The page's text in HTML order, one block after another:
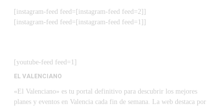
[instagram-feed feed=[instagram-feed feed=2]]
[instagram-feed feed=[instagram-feed feed=1]]
[youtube-feed feed=1]
EL VALENCIANO
«El Valenciano» es tu portal definitivo para descubrir los mejores
planes y eventos en Valencia cada fin de semana. La web destaca por